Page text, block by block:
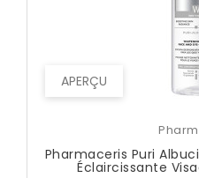
APERÇU
Pharmaceris Puri
Éclaircissante